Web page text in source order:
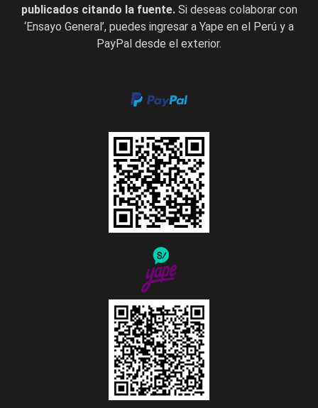
publicados citando la fuente. Si deseas colaborar con
‘Ensayo General’, puedes ingresar a Yape en el Perú y a
PayPal desde el exterior.